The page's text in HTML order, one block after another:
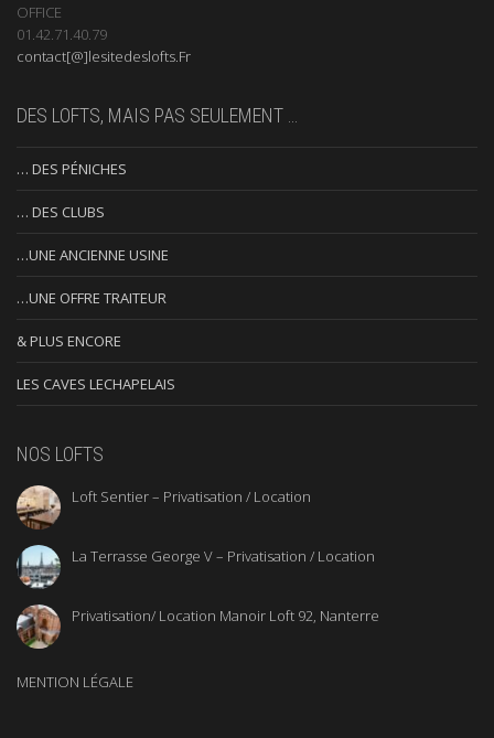
OFFICE
01.42.71.40.79
contact[@]lesitedeslofts.Fr
DES LOFTS, MAIS PAS SEULEMENT …
… DES PÉNICHES
… DES CLUBS
…UNE ANCIENNE USINE
…UNE OFFRE TRAITEUR
& PLUS ENCORE
LES CAVES LECHAPELAIS
NOS LOFTS
Loft Sentier – Privatisation / Location
La Terrasse George V – Privatisation / Location
Privatisation/ Location Manoir Loft 92, Nanterre
MENTION LÉGALE